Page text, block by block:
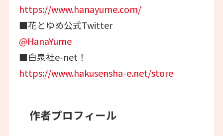
https://www.hanayume.com/
■花とゆめ公式Twitter
@HanaYume
■白泉社e-net！
https://www.hakusensha-e.net/store
作者プロフィール